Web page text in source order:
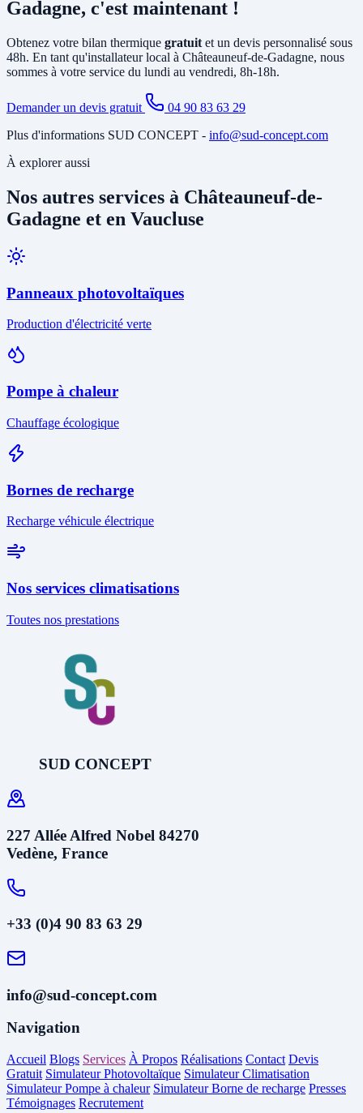
frigorifique, le contrôle des performances et la recharge éventuelle
Gadagne, c'est maintenant !
Obtenez votre bilan thermique gratuit et un devis personnalisé sous
48h. En tant qu'installateur local à Châteauneuf-de-Gadagne, nous
sommes à votre service du lundi au vendredi, 8h-18h.
Demander un devis gratuit
04 90 83 63 29
Plus d'informations SUD CONCEPT - info@sud-concept.com
À explorer aussi
Nos autres services à Châteauneuf-de-
Gadagne et en Vaucluse
Panneaux photovoltaïques
Production d'électricité verte
Pompe à chaleur
Chauffage écologique
Bornes de recharge
Recharge véhicule électrique
Nos services climatisations
Toutes nos prestations
SUD CONCEPT
227 Allée Alfred Nobel 84270
Vedène, France
+33 (0)4 90 83 63 29
info@sud-concept.com
Navigation
Accueil Blogs Services À Propos Réalisations Contact Devis
Gratuit Simulateur Photovoltaïque Simulateur Climatisation
Simulateur Pompe à chaleur Simulateur Borne de recharge Presses
Témoignages Recrutement